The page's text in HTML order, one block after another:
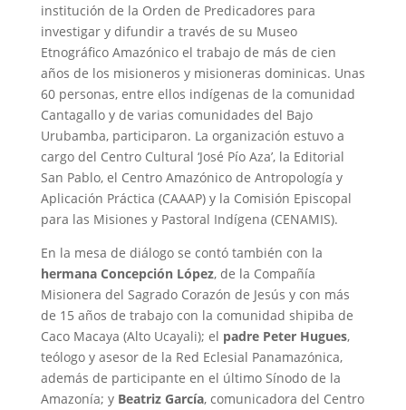
institución de la Orden de Predicadores para
investigar y difundir a través de su Museo
Etnográfico Amazónico el trabajo de más de cien
años de los misioneros y misioneras dominicas. Unas
60 personas, entre ellos indígenas de la comunidad
Cantagallo y de varias comunidades del Bajo
Urubamba, participaron. La organización estuvo a
cargo del Centro Cultural ‘José Pío Aza’, la Editorial
San Pablo, el Centro Amazónico de Antropología y
Aplicación Práctica (CAAAP) y la Comisión Episcopal
para las Misiones y Pastoral Indígena (CENAMIS).
En la mesa de diálogo se contó también con la
hermana Concepción López, de la Compañía
Misionera del Sagrado Corazón de Jesús y con más
de 15 años de trabajo con la comunidad shipiba de
Caco Macaya (Alto Ucayali); el padre Peter Hugues,
teólogo y asesor de la Red Eclesial Panamazónica,
además de participante en el último Sínodo de la
Amazonía; y Beatriz García, comunicadora del Centro